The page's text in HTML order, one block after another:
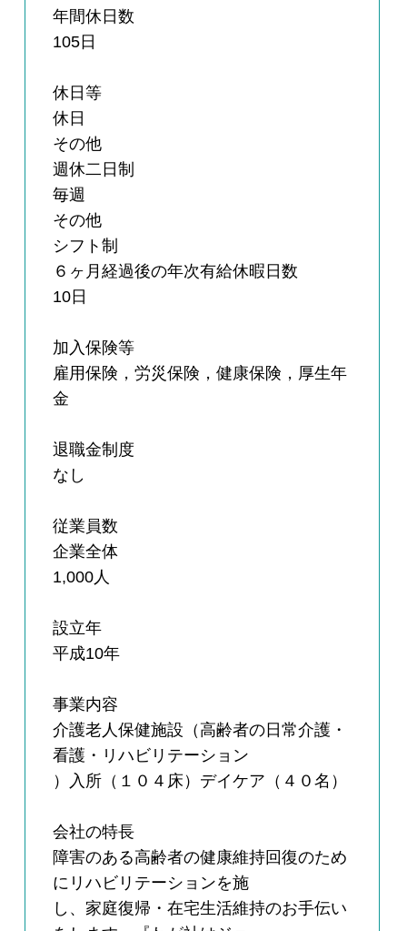
年間休日数
105日
休日等
休日
その他
週休二日制
毎週
その他
シフト制
６ヶ月経過後の年次有給休暇日数
10日
加入保険等
雇用保険，労災保険，健康保険，厚生年
金
退職金制度
なし
従業員数
企業全体
1,000人
設立年
平成10年
事業内容
介護老人保健施設（高齢者の日常介護・
看護・リハビリテーション
）入所（１０４床）デイケア（４０名）
会社の特長
障害のある高齢者の健康維持回復のため
にリハビリテーションを施
し、家庭復帰・在宅生活維持のお手伝い